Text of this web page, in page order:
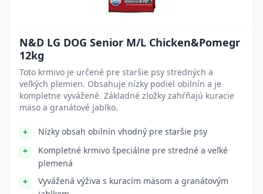
N&D LG DOG Senior M/L Chicken&Pomegr
12kg
Toto krmivo je určené pre staršie psy stredných a
veľkých plemien. Obsahuje nízky podiel obilnín a je
kompletne vyvážené. Základné zložky zahŕňajú kuracie
mäso a granátové jablko.
Nízky obsah obilnín vhodný pre staršie psy
Kompletné krmivo špeciálne pre stredné a veľké
plemená
Vyvážená výživa s kuracím mäsom a granátovým